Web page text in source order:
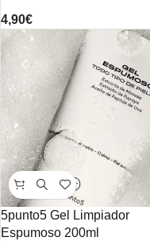
4,90€
5punto5 Gel Limpiador
Espumoso 200ml